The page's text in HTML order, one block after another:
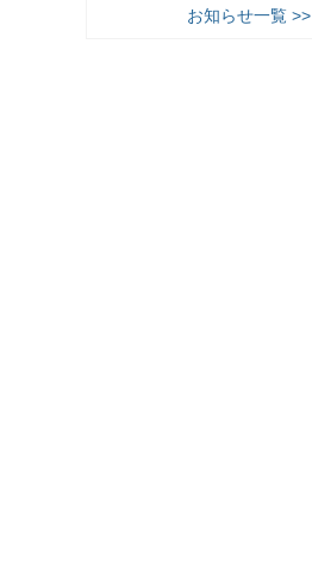
お知らせ一覧 >>